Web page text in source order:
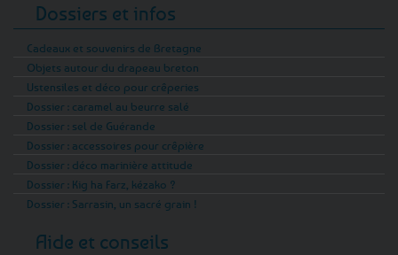
Dossiers et infos
Cadeaux et souvenirs de Bretagne
Objets autour du drapeau breton
Ustensiles et déco pour crêperies
Dossier : caramel au beurre salé
Dossier : sel de Guérande
Dossier : accessoires pour crêpière
Dossier : déco marinière attitude
Dossier : Kig ha Farz, kézako ?
Dossier : Sarrasin, un sacré grain !
Aide et conseils